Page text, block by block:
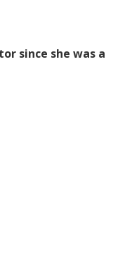
since she was a